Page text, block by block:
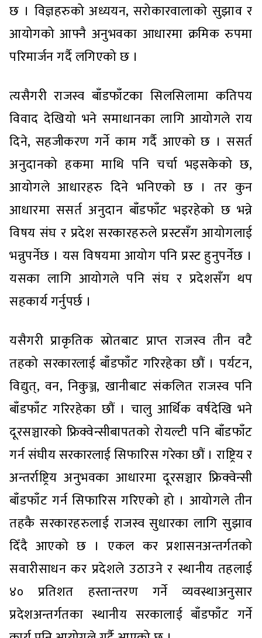
छ । विज्ञहरुको अध्ययन, सरोकारवालाको सुझाव र
आयोगको आफ्नै अनुभवका आधारमा क्रमिक रुपमा
परिमार्जन गर्दै लगिएको छ ।
त्यसैगरी राजस्व बाँडफाँटका सिलसिलामा कतिपय
विवाद देखियो भने समाधानका लागि आयोगले राय
दिने, सहजीकरण गर्ने काम गर्दै आएको छ । ससर्त
अनुदानको हकमा माथि पनि चर्चा भइसकेको छ,
आयोगले आधारहरु दिने भनिएको छ । तर कुन
आधारमा ससर्त अनुदान बाँडफाँट भइरहेको छ भन्ने
विषय संघ र प्रदेश सरकारहरुले प्रस्टसँग आयोगलाई
भन्नुपर्नेछ । यस विषयमा आयोग पनि प्रस्ट हुनुपर्नेछ ।
यसका लागि आयोगले पनि संघ र प्रदेशसँग थप
सहकार्य गर्नुपर्छ ।
यसैगरी प्राकृतिक स्रोतबाट प्राप्त राजस्व तीन वटै
तहको सरकारलाई बाँडफाँट गरिरहेका छौं । पर्यटन,
विद्युत्, वन, निकुञ्ज, खानीबाट संकलित राजस्व पनि
बाँडफाँट गरिरहेका छौं । चालु आर्थिक वर्षदेखि भने
दूरसञ्चारको फ्रिक्वेन्सीबापतको रोयल्टी पनि बाँडफाँट
गर्न संघीय सरकारलाई सिफारिस गरेका छौं । राष्ट्रिय र
अन्तर्राष्ट्रिय अनुभवका आधारमा दूरसञ्चार फ्रिक्वेन्सी
बाँडफाँट गर्न सिफारिस गरिएको हो । आयोगले तीन
तहकै सरकारहरुलाई राजस्व सुधारका लागि सुझाव
दिँदै आएको छ । एकल कर प्रशासनअन्तर्गतको
सवारीसाधन कर प्रदेशले उठाउने र स्थानीय तहलाई
४० प्रतिशत हस्तान्तरण गर्ने व्यवस्थाअनुसार
प्रदेशअन्तर्गतका स्थानीय सरकालाई बाँडफाँट गर्ने